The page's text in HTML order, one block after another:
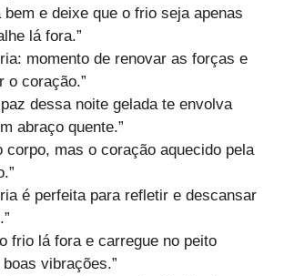
bem e deixe que o frio seja apenas
lá fora.”
momento de renovar as forças e
o coração.”
dessa noite gelada te envolva
abraço quente.”
corpo, mas o coração aquecido pela
é perfeita para refletir e descansar
frio lá fora e carregue no peito
vibrações.”